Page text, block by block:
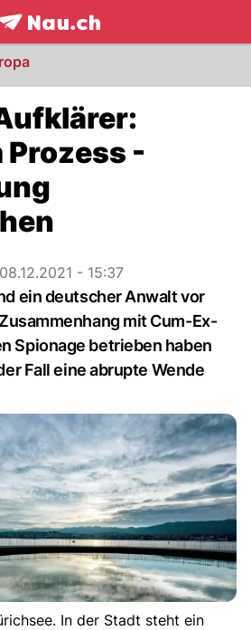
NAU.ch
Prozess -
08.12.2021 - 15:37
ein deutscher Anwalt vor
mit Cum-Ex-
Spionage betrieben haben
Fall eine abrupte Wende
In der Stadt steht ein